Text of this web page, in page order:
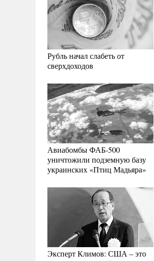
Рубль начал слабеть от
сверхдоходов
Авиабомбы ФАБ-500
уничтожили подземную базу
украинских «Птиц Мадьяра»
Эксперт Климов: США – это